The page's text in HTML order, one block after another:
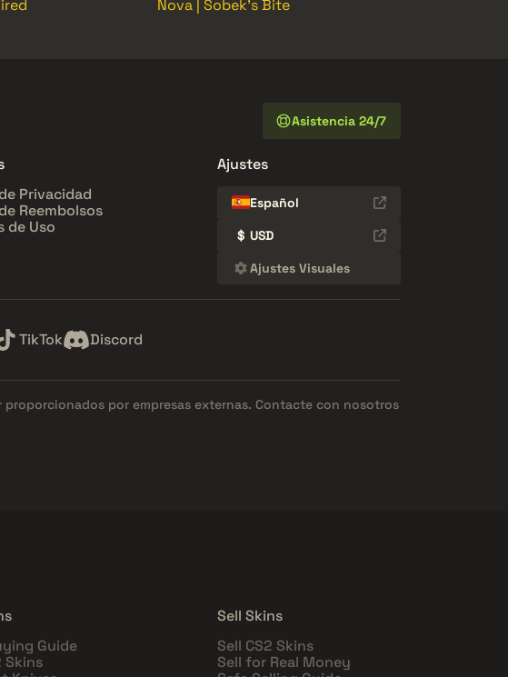
Nova | Sobek's Bite
Asistencia 24/7
Privacidad
Reembolsos
de Uso
Ajustes
Español
$ USD
Ajustes Visuales
TikTok Discord
por empresas externas. Contacte con nosotros
Guide
Skins
Sell Skins
Sell CS2 Skins
Sell for Real Money